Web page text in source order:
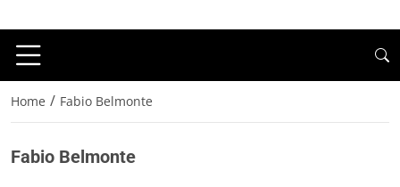
Home / Fabio Belmonte
Fabio Belmonte